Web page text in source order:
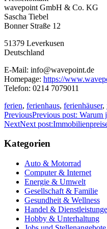
wavepoint GmbH & Co. KG
Sascha Tiebel
Bonner Straße 12
51379 Leverkusen
Deutschland
E-Mail: info@wavepoint.de
Homepage: https://
Telefon: 0214 7079011
ferien, ferienhaus, ferienhäuser,
PreviousPrevious post: Warum
NextNext post:
Kategorien
Auto & Motorrad
Computer & Internet
Energie & Umwelt
Gesellschaft & Familie
Gesundheit & Wellness
Handel &
Hobby & Unterhaltung